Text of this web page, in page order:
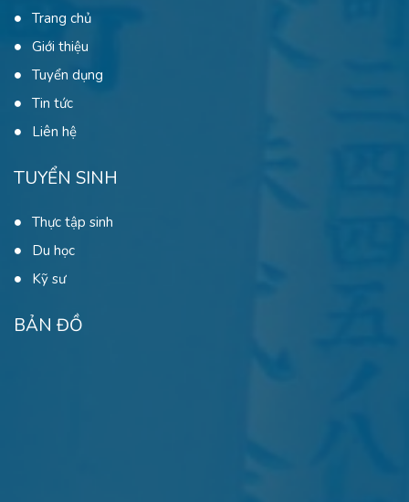
Trang chủ
Giới thiệu
Tuyển dụng
Tin tức
Liên hệ
TUYỂN SINH
Thực tập sinh
Du học
Kỹ sư
BẢN ĐỒ